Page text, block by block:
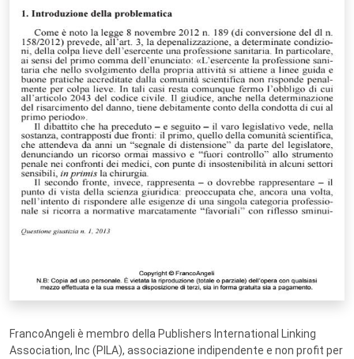
FrancoAngeli è membro della Publishers International Linking
Association, Inc (PILA), associazione indipendente e non profit per